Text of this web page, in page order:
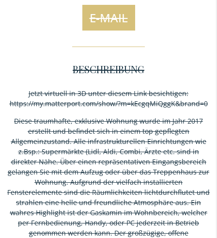
E-MAIL
BESCHREIBUNG
Jetzt virtuell in 3D unter diesem Link besichtigen:
https://my.matterport.com/show/?m=kEcgqMiQggK&brand=0
Diese traumhafte, exklusive Wohnung wurde im Jahr 2017
erstellt und befindet sich in einem top gepflegten
Allgemeinzustand. Alle infrastrukturellen Einrichtungen wie
z.Bsp.: Supermärkte (Lidl, Aldi, Combi, Ärzte etc. sind in
direkter Nähe. Über einen repräsentativen Eingangsbereich
gelangen Sie mit dem Aufzug oder über das Treppenhaus zur
Wohnung. Aufgrund der vielfach installierten
Fensterelemente sind die Räumlichkeiten lichtdurchflutet und
strahlen eine helle und freundliche Atmosphäre aus. Ein
wahres Highlight ist der Gaskamin im Wohnbereich, welcher
per Fernbedienung, Handy, oder PC jederzeit in Betrieb
genommen werden kann. Der großzügige, offene